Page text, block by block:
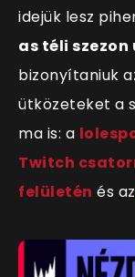
idejük lesz
as téli
bizonyítaniuk
ütközeteket a
ma is: a
Twitch
felületén és az